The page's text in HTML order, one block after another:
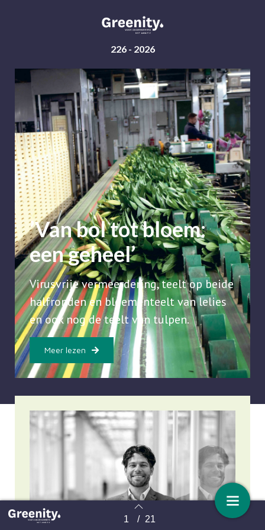
Terug naar overzicht 1 / 21
226 - 2026
’Van bol tot bloem:
een geheel’
Virusvrije vermeerdering, teelt op beide
halfronden en bloementeelt van lelies
en ook nog de teelt van tulpen.
Meer lezen